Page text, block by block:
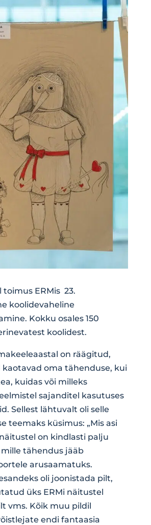
toimus ERMis 23.
koolidevaheline
Kokku osales 150
koolidest.
on räägitud,
kaotavad oma tähenduse, kui
kuidas või milleks
sajanditel kasutuses
Sellest lähtuvalt oli selle
teemaks küsimus: „Mis asi
näitustel on kindlasti palju
mille tähendus jääb
arusaamatuks.
oli joonistada pilt,
üks ERMi näitustel
vms. Kõik muu pildil
endi fantaasia